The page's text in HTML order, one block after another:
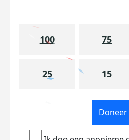
100 75
25 15
Doneer